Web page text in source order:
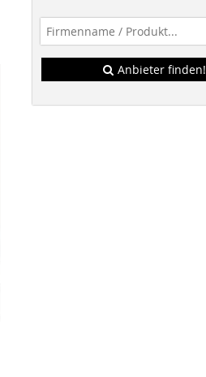
Anbieter finden!